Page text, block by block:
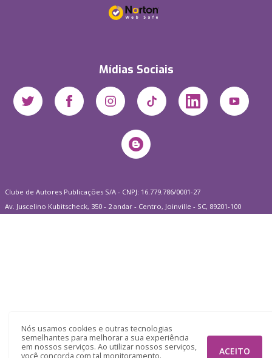
Nós usamos cookies e outras tecnologias
semelhantes para melhorar a sua experiência
em nossos serviços. Ao utilizar nossos serviços,
você concorda com tal monitoramento.
ACEITO
Mídias Sociais
Clube de Autores Publicações S/A - CNPJ: 16.779.786/0001-27
Av. Juscelino Kubitscheck, 350 - 2 andar - Centro, Joinville - SC, 89201-100